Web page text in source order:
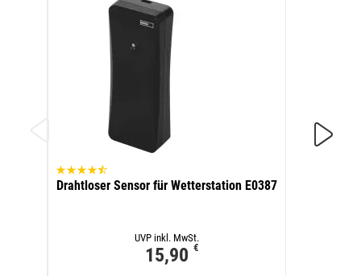
Drahtloser Sensor für Wetterstation E0387
UVP inkl. MwSt.
15,90 €